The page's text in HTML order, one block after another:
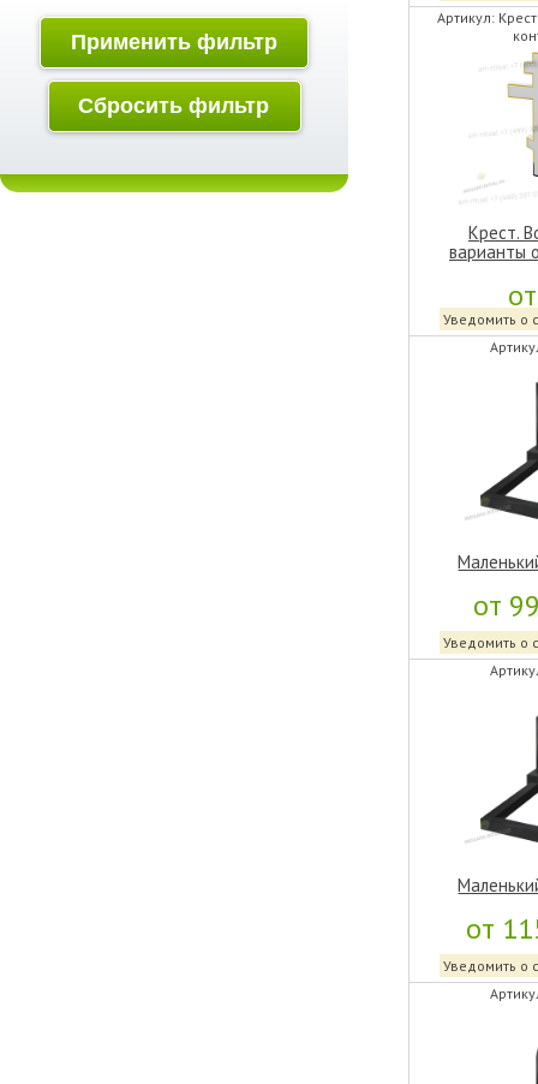
Применить фильтр
Сбросить фильтр
Крест.
варианты
от
Артикул:
Уведомить о
от
Уведомить о
от
Уведомить о